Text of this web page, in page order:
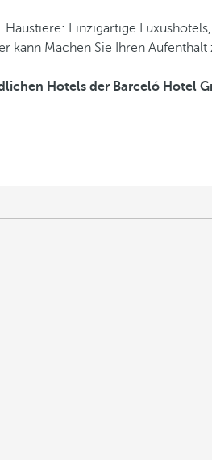
Einzigartige
kann Machen Sie Ihren
Hotels der Barceló Hotel